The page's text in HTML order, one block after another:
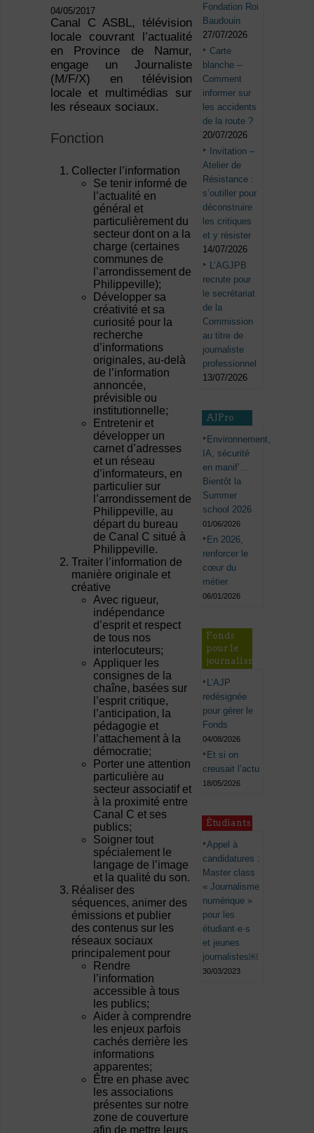
04/05/2017
Canal C ASBL, télévision
locale couvrant l’actualité
en Province de Namur,
engage un Journaliste
(M/F/X) en télévision
locale et multimédias sur
les réseaux sociaux.
Fonction
Collecter l’information
Se tenir informé de
l’actualité en
général et
particulièrement du
secteur dont on a la
charge (certaines
communes de
l’arrondissement de
Philippeville);
Développer sa
créativité et sa
curiosité pour la
recherche
d’informations
originales, au-delà
de l’information
annoncée,
prévisible ou
institutionnelle;
Entretenir et
développer un
carnet d’adresses
et un réseau
d’informateurs, en
particulier sur
l’arrondissement de
Philippeville, au
départ du bureau
de Canal C situé à
Philippeville.
Traiter l’information de
manière originale et
créative
Avec rigueur,
indépendance
d’esprit et respect
de tous nos
interlocuteurs;
Appliquer les
consignes de la
chaîne, basées sur
l’esprit critique,
l’anticipation, la
pédagogie et
l’attachement à la
démocratie;
Porter une attention
particulière au
secteur associatif et
à la proximité entre
Canal C et ses
publics;
Soigner tout
spécialement le
langage de l’image
et la qualité du son.
Réaliser des
séquences, animer des
émissions et publier
des contenus sur les
réseaux sociaux
principalement pour
Rendre
l’information
accessible à tous
les publics;
Aider à comprendre
les enjeux parfois
cachés derrière les
informations
apparentes;
Être en phase avec
les associations
présentes sur notre
zone de couverture
afin de mettre leurs
Fondation Roi
Baudouin
27/07/2026
Carte
blanche –
Comment
informer sur
les accidents
de la route ?
20/07/2026
Invitation –
Atelier de
Résistance :
s’outiller pour
déconstruire
les critiques
et y résister
14/07/2026
L’AGJPB
recrute pour
le secrétariat
de la
Commission
au titre de
journaliste
professionnel
13/07/2026
AJPro
Environnement,
IA, sécurité
en manif’…
Bientôt la
Summer
school 2026
01/06/2026
En 2026,
renforcer le
cœur du
métier
06/01/2026
Fonds
pour le
journalisme
L’AJP
redésignée
pour gérer le
Fonds
04/08/2026
Et si on
creusait l’actu
18/05/2026
Étudiants
Appel à
candidatures :
Master class
« Journalisme
numérique »
pour les
étudiant·e·s
et jeunes
journalistes￼
30/03/2023